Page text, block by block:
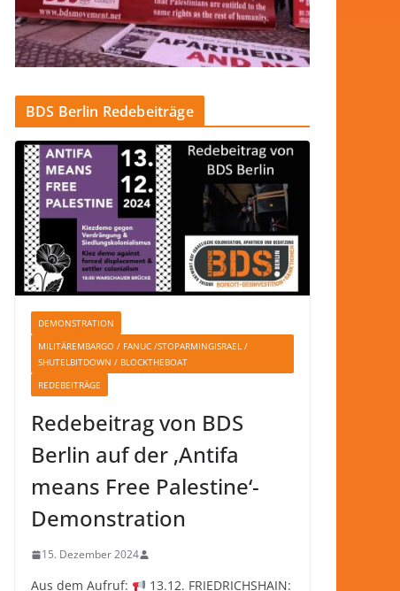
BDS Berlin Redebeiträge
DEMONSTRATION
MILITÄREMBARGO / FANUC /STOPARMINGISRAEL /
SHUTELBITDOWN / BLOCKTHEBOAT
REDEBEITRÄGE
Redebeitrag von BDS
Berlin auf der ‚Antifa
means Free Palestine‘-
Demonstration
15. Dezember 2024
Aus dem Aufruf: 13.12. FRIEDRICHSHAIN: